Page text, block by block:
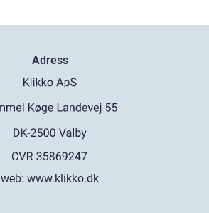
Adress
web: www.klikko.dk